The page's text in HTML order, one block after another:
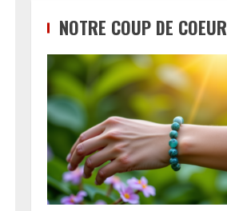
NOTRE COUP DE COEUR